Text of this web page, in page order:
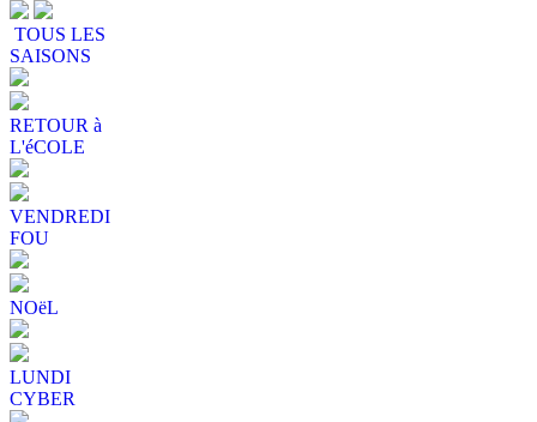
TOUS LES
SAISONS
RETOUR à
L'éCOLE
VENDREDI
FOU
NOëL
LUNDI
CYBER